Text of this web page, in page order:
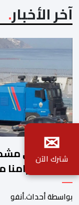
آخر الأخبار
تأهب أمني
ومليلية
بواسطة أحداث.أنفو
✉
شترك الآن